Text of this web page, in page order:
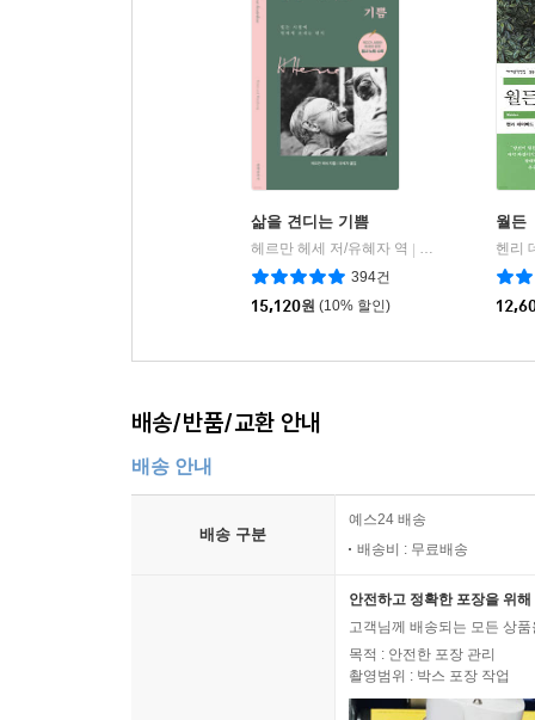
삶을 견디는 기쁨
헤르만 헤세 저/유혜자 역
문예춘추사
394건
15,120원 (10% 할인)
월든
배송/반품/교환 안내
배송 안내
배송 구분
예스24 배송
배송비 : 무료배송
안전하고 정확한 포장을 위
고객님께 배송되는 모든 상
목적 : 안전한 포장 관리
촬영범위 : 박스 포장 작업